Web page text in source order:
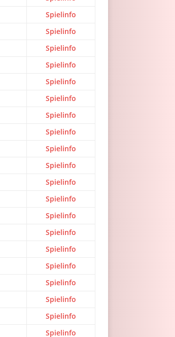
Spielinfo
Spielinfo
Spielinfo
Spielinfo
Spielinfo
Spielinfo
Spielinfo
Spielinfo
Spielinfo
Spielinfo
Spielinfo
Spielinfo
Spielinfo
Spielinfo
Spielinfo
Spielinfo
Spielinfo
Spielinfo
Spielinfo
Spielinfo